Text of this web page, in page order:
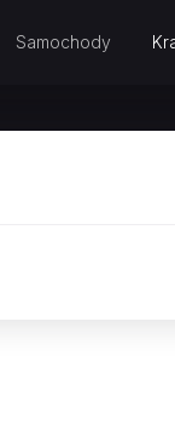
Samochody